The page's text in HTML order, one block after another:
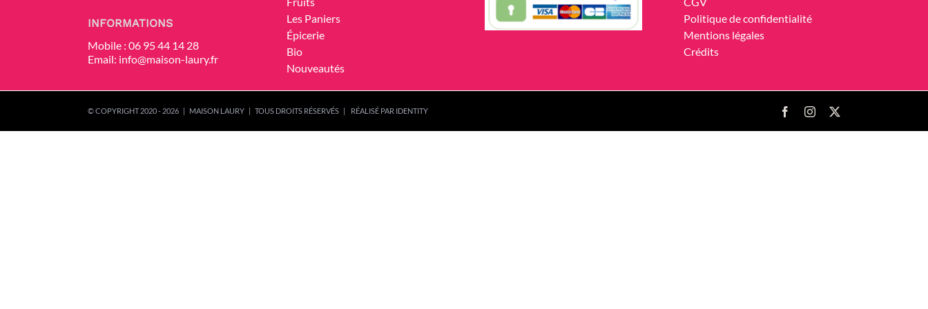
INFORMATIONS
Mobile : 06 95 44 14 28
Email: info@maison-laury.fr
Les Paniers
Épicerie
Bio
Nouveautés
Politique de confidentialité
Mentions légales
Crédits
© COPYRIGHT 2020 - 2026 | MAISON LAURY | TOUS DROITS RÉSERVÉS | RÉALISÉ PAR IDENTITY FacebookInstagram